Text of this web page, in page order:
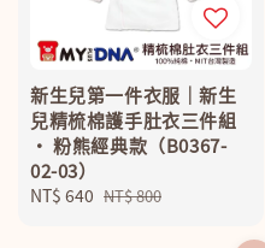
新生兒第一件衣服｜新生
兒精梳棉護手肚衣三件組
‧ 粉熊經典款（B0367-
02-03）
Sale
NT$ 640 Regular
NT$ 800